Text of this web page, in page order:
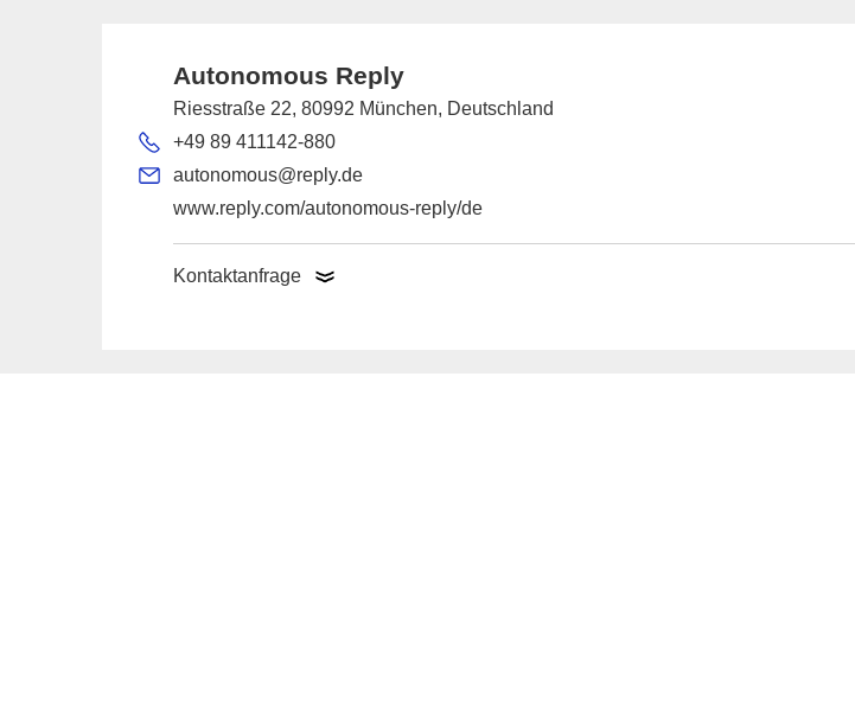
Autonomous Reply
Riesstraße 22, 80992 München, Deutschland
+49 89 411142-880
autonomous@reply.de
www.reply.com/autonomous-reply/de
Kontaktanfrage